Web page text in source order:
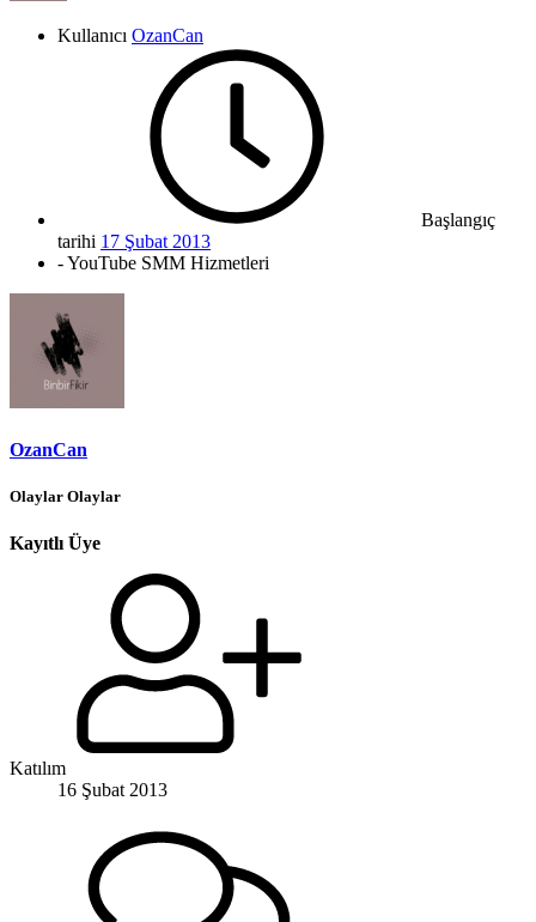
Kullanıcı OzanCan
Başlangıç
tarihi 17 Şubat 2013
- YouTube SMM Hizmetleri
OzanCan
Olaylar Olaylar
Kayıtlı Üye
Katılım
16 Şubat 2013